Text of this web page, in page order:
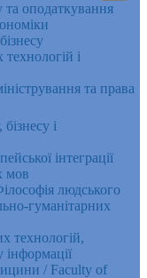
та оподаткування
і
та права
і
інтеграції
мов
людського
гуманітарних
технологій,
інформації
/ Faculty of